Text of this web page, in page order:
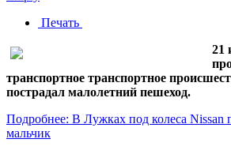
Печать
21
транспортное транспортное
пострадал малолетний пешеход.
Подробнее: В Лужках под колеса Nissan
мальчик